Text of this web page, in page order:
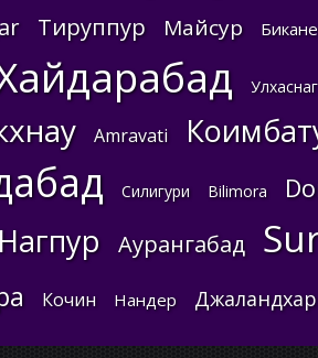
Тируппур Майсур
Amravati
Силигури Bilimora
Нагпур Аурангабад
Кочин Нандер Джаландхар